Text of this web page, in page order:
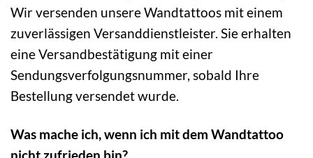
Wir versenden unsere Wandtattoos mit einem
zuverlässigen Versanddienstleister. Sie erhalten
eine Versandbestätigung mit einer
Sendungsverfolgungsnummer, sobald Ihre
Bestellung versendet wurde.
Was mache ich, wenn ich mit dem Wandtattoo
nicht zufrieden bin?